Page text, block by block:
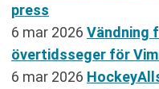
press
6 mar 2026 Vändning
övertidsseger för
6 mar 2026